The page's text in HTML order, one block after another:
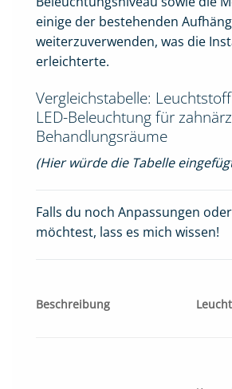
einige der bestehenden
weiterzuverwenden, was die
erleichterte.
Vergleichstabelle:
LED-Beleuchtung für
Behandlungsräume
(Hier würde die Tabelle
Falls du noch Anpassungen
möchtest, lass es mich wissen!
Beschreibung